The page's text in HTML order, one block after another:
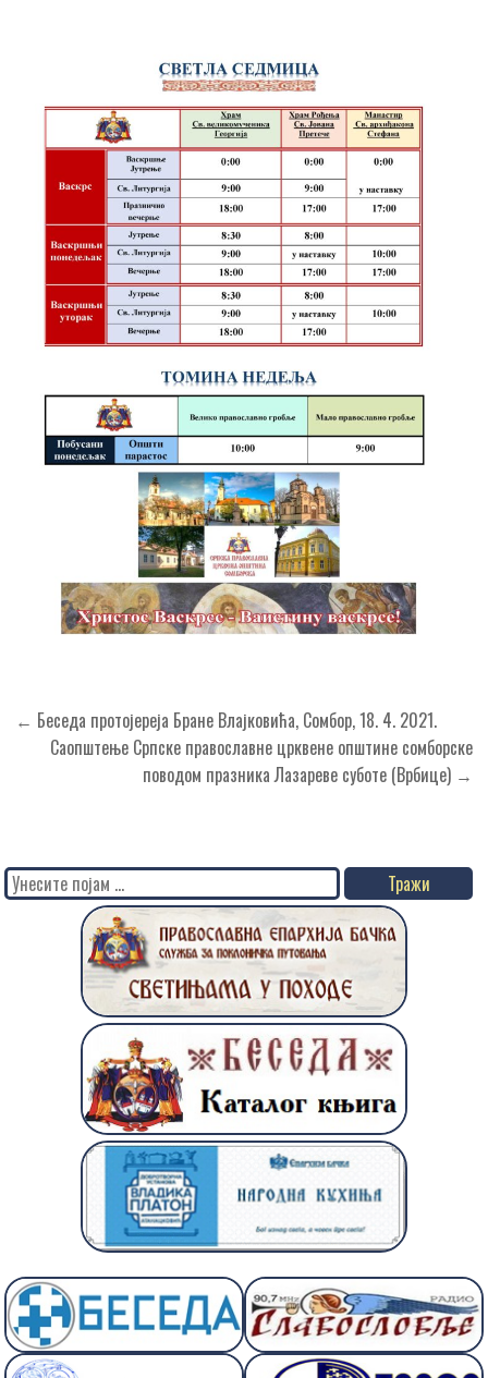
Кретање
чланка
← Беседа протојереја Бране Влајковића, Сомбор, 18. 4. 2021.
Саопштење Српске православне црквене општине сомборске
поводом празника Лазареве суботе (Врбице) →
Search
for: